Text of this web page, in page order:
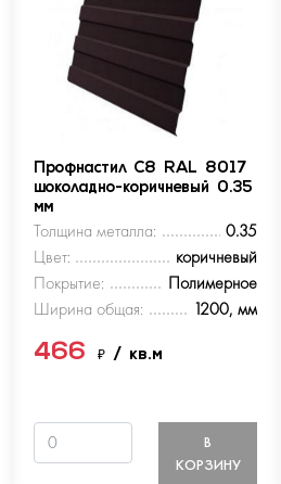
Профнастил С8 RAL 8017
шоколадно-коричневый 0.35
мм
Толщина металла:
0.35
Цвет:
коричневый
Покрытие:
Полимерное
Ширина общая:
1200, мм
466₽/ кв.м
В
КОРЗИНУ